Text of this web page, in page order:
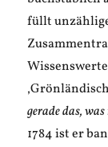
füllt
gerade das,
1784 ist er